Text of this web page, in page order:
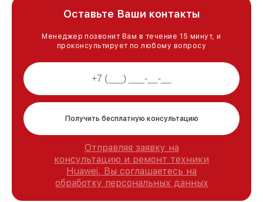
Оставьте Ваши контакты
Менеджер позвонит Вам в течение 15 минут, и
проконсультирует по любому вопросу
Получить бесплатную консультацию
Отправляя заявку на
консультацию и ремонт техники
Huawei, Вы соглашаетесь на
обработку персональных данных